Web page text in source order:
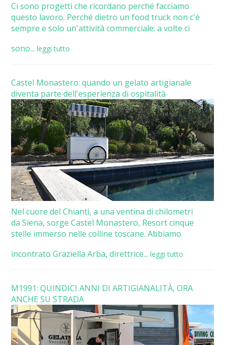
Ci sono progetti che ricordano perché facciamo
questo lavoro. Perché dietro un food truck non c'è
sempre e solo un'attività commerciale: a volte ci
sono... leggi tutto
Castel Monastero: quando un gelato artigianale
diventa parte dell'esperienza di ospitalità
Nel cuore del Chianti, a una ventina di chilometri
da Siena, sorge Castel Monastero, Resort cinque
stelle immerso nelle colline toscane. Abbiamo
incontrato Graziella Arba, direttrice... leggi tutto
M1991: QUINDICI ANNI DI ARTIGIANALITÀ, ORA
ANCHE SU STRADA